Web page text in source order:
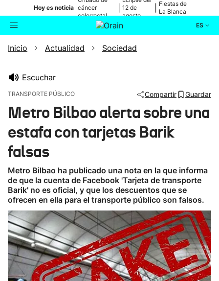
Hoy es noticia cáncer
colorrectal
12 de
agosto
Fiestas de
La Blanca
ES
Buscador Actualidad
Ikusmiran
Inicio Actualidad Sociedad
Escuchar
TRANSPORTE PÚBLICO Compartir Guardar
Metro Bilbao alerta sobre una
estafa con tarjetas Barik
falsas
Metro Bilbao ha publicado una nota en la que informa
de que la cuenta de Facebook 'Tarjeta de transporte
Barik' no es oficial, y que los descuentos que se
ofrecen en ella para el transporte público son falsos.